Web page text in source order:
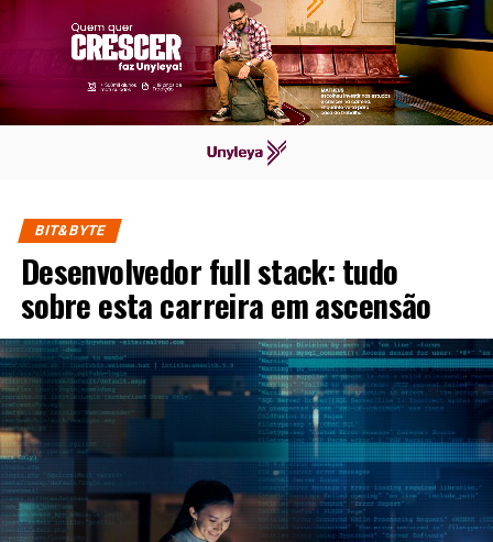
BIT&BYTE
Desenvolvedor full stack: tudo
sobre esta carreira em ascensão